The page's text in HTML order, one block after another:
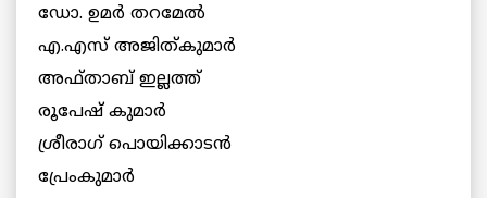
ഡോ. ഉമർ തറമേൽ
എ.എസ് അജിത്കുമാർ
അഫ്താബ് ഇല്ലത്ത്
രൂപേഷ്‌ കുമാർ
ശ്രീരാഗ് പൊയിക്കാടൻ
പ്രേംകുമാർ